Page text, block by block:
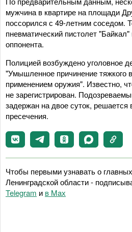
мужчина в квартире на площади
поссорился с 49-летним соседом.
пневматический пистолет
оппонента.
Полицией возбуждено уголовное
"Умышленное причинение тяжкого
применением оружия". Известно,
не зарегистрирован.
задержан на двое суток,
пресечения.
Чтобы первыми узнавать о
Ленинградской области -
Telegram и в Maх